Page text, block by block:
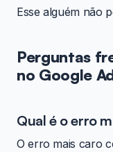
Esse alguém não
Perguntas
no Google
Qual é o erro
O erro mais caro